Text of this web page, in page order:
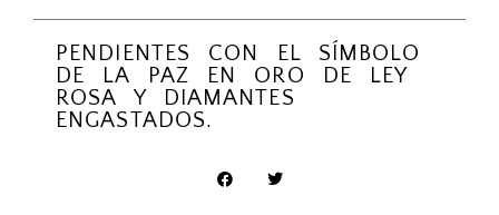
PENDIENTES CON EL SÍMBOLO
DE LA PAZ EN ORO DE LEY
ROSA Y DIAMANTES
ENGASTADOS.